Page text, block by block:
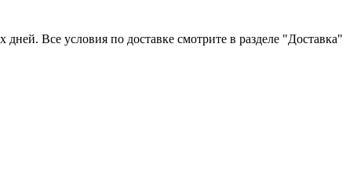
Все условия по доставке смотрите в разделе "Доставка"